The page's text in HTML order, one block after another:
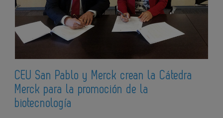
CEU San Pablo y Merck crean la Cátedra
Merck para la promoción de la
biotecnología